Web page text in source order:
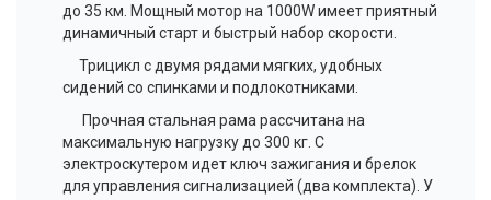
до 35 км. Мощный мотор на 1000W имеет приятный
динамичный старт и быстрый набор скорости.
Трицикл с двумя рядами мягких, удобных
сидений со спинками и подлокотниками.
Прочная стальная рама рассчитана на
максимальную нагрузку до 300 кг. С
электроскутером идет ключ зажигания и брелок
для управления сигнализацией (два комплекта). У